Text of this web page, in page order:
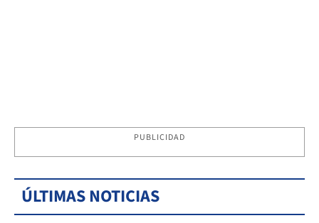
PUBLICIDAD
ÚLTIMAS NOTICIAS